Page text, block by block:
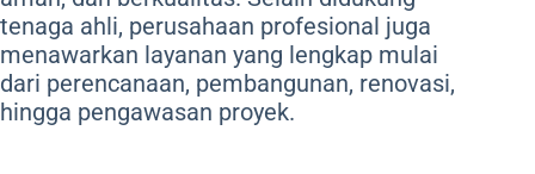
tenaga ahli, perusahaan profesional juga
menawarkan layanan yang lengkap mulai
dari perencanaan, pembangunan, renovasi,
hingga pengawasan proyek.